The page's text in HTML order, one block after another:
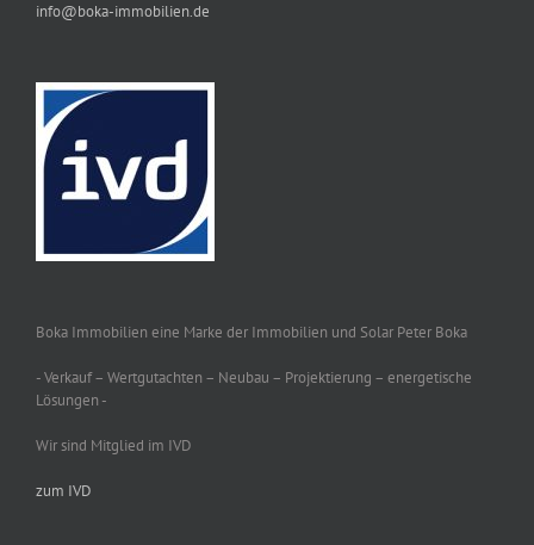
info@boka-immobilien.de
Boka Immobilien eine Marke der Immobilien und Solar Peter Boka
- Verkauf – Wertgutachten – Neubau – Projektierung – energetische
Lösungen -
Wir sind Mitglied im IVD
zum IVD